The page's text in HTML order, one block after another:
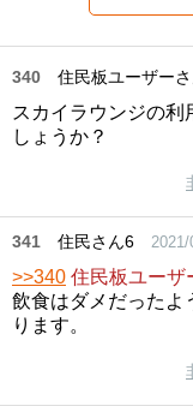
340 住民板ユーザーさ
スカイラウンジの
しょうか？
341 住民さん6 2021/
>>340 住民板ユーザ
飲食はダメだったよ
ります。